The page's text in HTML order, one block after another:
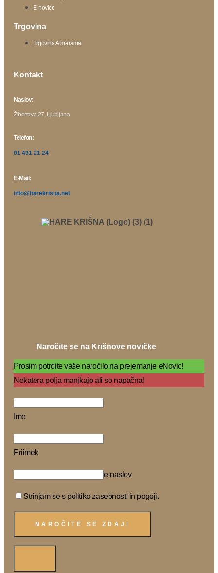
E-novice
Trgovina
Trgovina Atmarama
Kontakt
Naslov:
Žibertova 27, Ljubljana
Telefon:
01 431 21 24
E-Mail:
info@harekrisna.net
Naročite se na Krišnove novičke
Prosim potrdite vaše naročilo na prejemanje eNovic!
Nekatera polja manjkajo ali so napačna!
Ime
Priimek
e-naslov
Strinjam se s politiko zasebnosti in pogoji.